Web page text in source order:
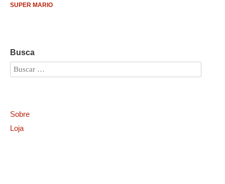
SUPER MARIO
Busca
Sobre
Loja